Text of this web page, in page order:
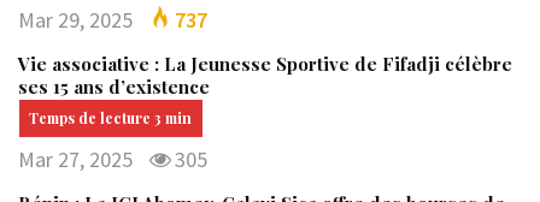
Mar 29, 2025 737
Vie associative : La Jeunesse Sportive de Fifadji célèbre
ses 15 ans d’existence
Mar 27, 2025 305